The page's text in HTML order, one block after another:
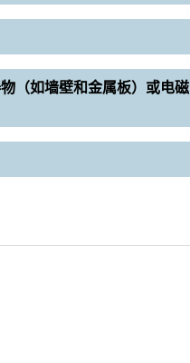
（如墙壁和金属板）或电磁